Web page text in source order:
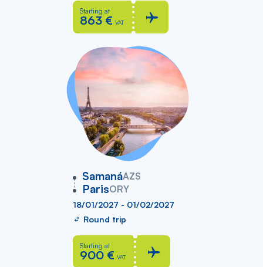
Starting at
863 € VAT
SamanáAZS
vers
ParisORY
18/01/2027 - 01/02/2027
Round trip
Starting at
900 € VAT